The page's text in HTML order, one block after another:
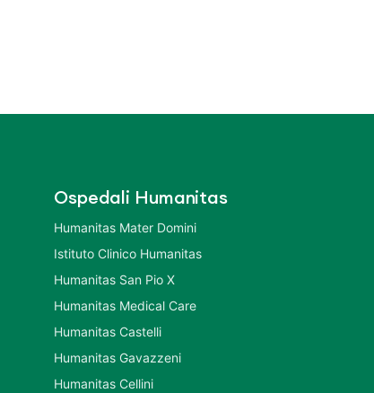
Ospedali Humanitas
Humanitas Mater Domini
Istituto Clinico Humanitas
Humanitas San Pio X
Humanitas Medical Care
Humanitas Castelli
Humanitas Gavazzeni
Humanitas Cellini